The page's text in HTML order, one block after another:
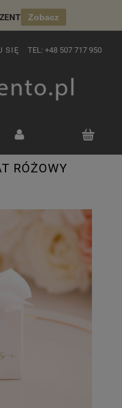
Zobacz
SIĘ TEL: +48 507 717 950
RÓŻOWY